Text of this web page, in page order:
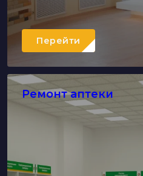
Перейти
Ремонт аптеки